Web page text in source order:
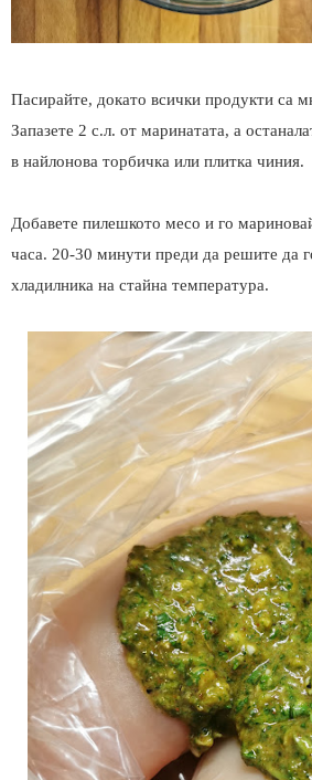
Пасирайте, докато всички продукти са
Запазете 2 с.л. от маринатата, а
в найлонова торбичка или плитка чиния.
Добавете пилешкото месо и го
часа. 20-30 минути преди да решите да
хладилника на стайна температура.